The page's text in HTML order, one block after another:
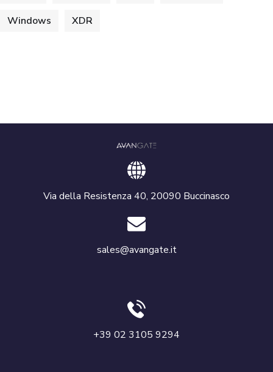
Windows XDR
Via della Resistenza 40, 20090 Buccinasco
sales@avangate.it
+39 02 3105 9294